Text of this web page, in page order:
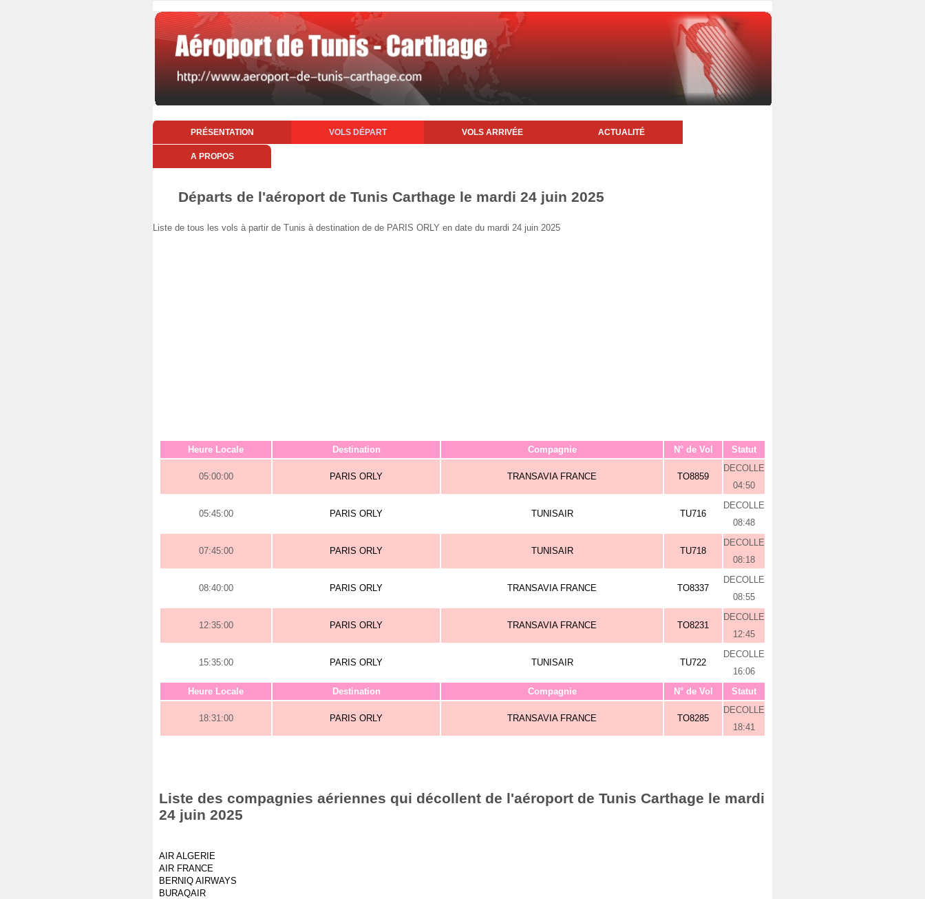
PRÉSENTATION VOLS DÉPART VOLS ARRIVÉE ACTUALITÉ
A PROPOS
Départs de l'aéroport de Tunis Carthage le mardi 24 juin 2025
Liste de tous les vols à partir de Tunis à destination de de PARIS ORLY en date du mardi 24 juin 2025
Heure Locale Destination Compagnie N° de Vol Statut
05:00:00 PARIS ORLY TRANSAVIA FRANCE TO8859
DECOLLE
04:50
05:45:00 PARIS ORLY TUNISAIR TU716
DECOLLE
08:48
07:45:00 PARIS ORLY TUNISAIR TU718
DECOLLE
08:18
08:40:00 PARIS ORLY TRANSAVIA FRANCE TO8337
DECOLLE
08:55
12:35:00 PARIS ORLY TRANSAVIA FRANCE TO8231
DECOLLE
12:45
15:35:00 PARIS ORLY TUNISAIR TU722
DECOLLE
16:06
Heure Locale
Destination Compagnie N° de Vol Statut
18:31:00 PARIS ORLY TRANSAVIA FRANCE TO8285
DECOLLE
18:41
Liste des compagnies aériennes qui décollent de l'aéroport de Tunis Carthage le mardi
24 juin 2025
AIR ALGERIE
AIR FRANCE
BERNIQ AIRWAYS
BURAQAIR